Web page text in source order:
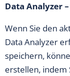
Data Analyzer
Wenn Sie den
Data Analyzer
speichern,
erstellen, indem